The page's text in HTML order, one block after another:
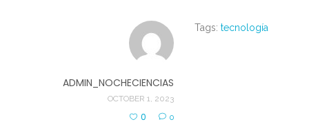
ADMIN_NOCHECIENCIAS
OCTOBER 1, 2023
0 0
Tags: tecnología